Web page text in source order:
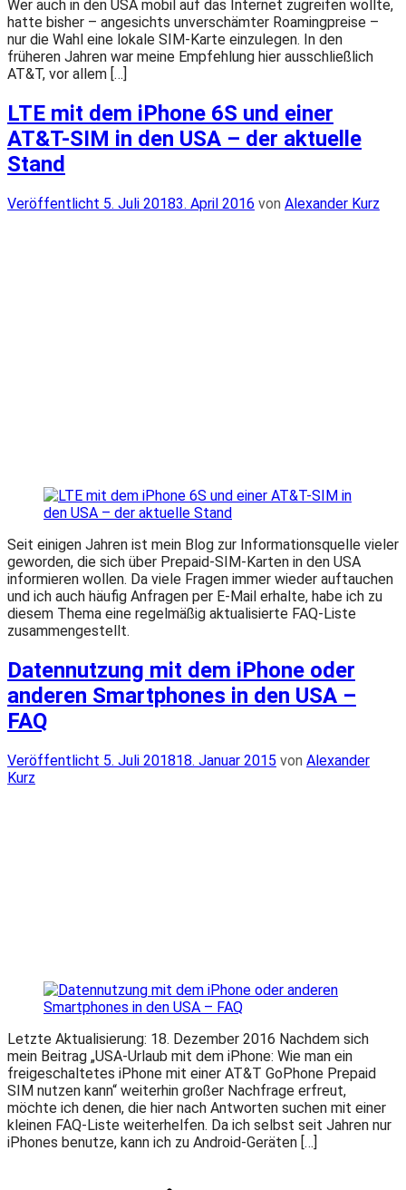
Wer auch in den USA mobil auf das Internet zugreifen wollte,
hatte bisher – angesichts unverschämter Roamingpreise –
nur die Wahl eine lokale SIM-Karte einzulegen. In den
früheren Jahren war meine Empfehlung hier ausschließlich
AT&T, vor allem […]
LTE mit dem iPhone 6S und einer
AT&T-SIM in den USA – der aktuelle
Stand
Veröffentlicht
Veröffentlicht 5. Juli 20183. April 2016 von Alexander Kurz
Seit einigen Jahren ist mein Blog zur Informationsquelle vieler
geworden, die sich über Prepaid-SIM-Karten in den USA
informieren wollen. Da viele Fragen immer wieder auftauchen
und ich auch häufig Anfragen per E-Mail erhalte, habe ich zu
diesem Thema eine regelmäßig aktualisierte FAQ-Liste
zusammengestellt.
Datennutzung mit dem iPhone oder
anderen Smartphones in den USA –
FAQ
Veröffentlicht
am
Veröffentlicht 5. Juli 201818. Januar 2015 von Alexander
Kurz
Letzte Aktualisierung: 18. Dezember 2016 Nachdem sich
mein Beitrag „USA-Urlaub mit dem iPhone: Wie man ein
freigeschaltetes iPhone mit einer AT&T GoPhone Prepaid
SIM nutzen kann“ weiterhin großer Nachfrage erfreut,
möchte ich denen, die hier nach Antworten suchen mit einer
kleinen FAQ-Liste weiterhelfen. Da ich selbst seit Jahren nur
iPhones benutze, kann ich zu Android-Geräten […]